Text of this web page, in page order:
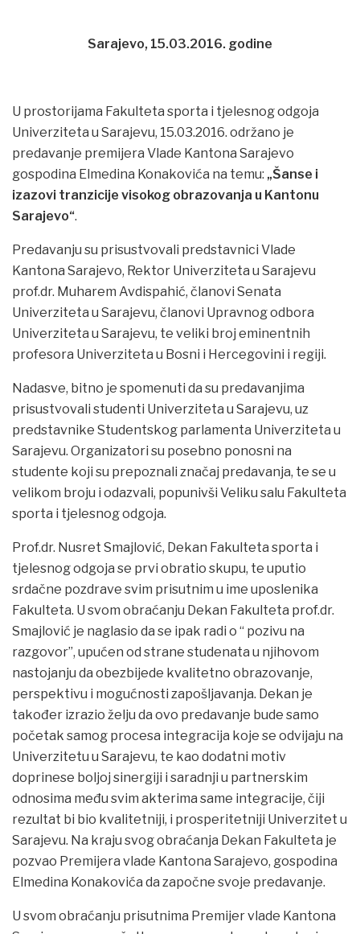
Sarajevo, 15.03.2016. godine
U prostorijama Fakulteta sporta i tjelesnog odgoja
Univerziteta u Sarajevu, 15.03.2016. održano je
predavanje premijera Vlade Kantona Sarajevo
gospodina Elmedina Konakovića na temu: „Šanse i
izazovi tranzicije visokog obrazovanja u Kantonu
Sarajevo“.
Predavanju su prisustvovali predstavnici Vlade
Kantona Sarajevo, Rektor Univerziteta u Sarajevu
prof.dr. Muharem Avdispahić, članovi Senata
Univerziteta u Sarajevu, članovi Upravnog odbora
Univerziteta u Sarajevu, te veliki broj eminentnih
profesora Univerziteta u Bosni i Hercegovini i regiji.
Nadasve, bitno je spomenuti da su predavanjima
prisustvovali studenti Univerziteta u Sarajevu, uz
predstavnike Studentskog parlamenta Univerziteta u
Sarajevu. Organizatori su posebno ponosni na
studente koji su prepoznali značaj predavanja, te se u
velikom broju i odazvali, popunivši Veliku salu Fakulteta
sporta i tjelesnog odgoja.
Prof.dr. Nusret Smajlović, Dekan Fakulteta sporta i
tjelesnog odgoja se prvi obratio skupu, te uputio
srdačne pozdrave svim prisutnim u ime uposlenika
Fakulteta. U svom obraćanju Dekan Fakulteta prof.dr.
Smajlović je naglasio da se ipak radi o “ pozivu na
razgovor”, upućen od strane studenata u njihovom
nastojanju da obezbijede kvalitetno obrazovanje,
perspektivu i mogućnosti zapošljavanja. Dekan je
također izrazio želju da ovo predavanje bude samo
početak samog procesa integracija koje se odvijaju na
Univerzitetu u Sarajevu, te kao dodatni motiv
doprinese boljoj sinergiji i saradnji u partnerskim
odnosima među svim akterima same integracije, čiji
rezultat bi bio kvalitetniji, i prosperitetniji Univerzitet u
Sarajevu. Na kraju svog obraćanja Dekan Fakulteta je
pozvao Premijera vlade Kantona Sarajevo, gospodina
Elmedina Konakovića da započne svoje predavanje.
U svom obraćanju prisutnima Premijer vlade Kantona